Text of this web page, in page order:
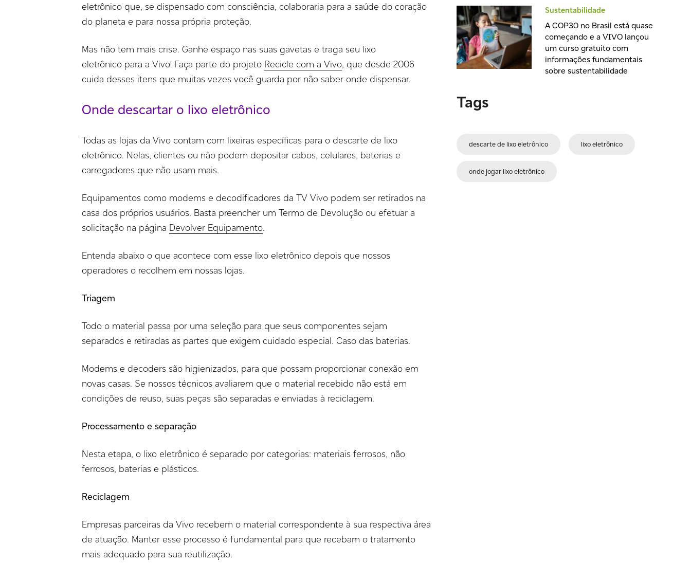
eletrônico que, se dispensado com consciência, colaboraria para a saúde do coração
do planeta e para nossa própria proteção.
Mas não tem mais crise. Ganhe espaço nas suas gavetas e traga seu lixo
eletrônico para a Vivo! Faça parte do projeto Recicle com a Vivo, que desde 2006
cuida desses itens que muitas vezes você guarda por não saber onde dispensar.
Onde descartar o lixo eletrônico
Todas as lojas da Vivo contam com lixeiras específicas para o descarte de lixo
eletrônico. Nelas, clientes ou não podem depositar cabos, celulares, baterias e
carregadores que não usam mais.
Equipamentos como modems e decodificadores da TV Vivo podem ser retirados na
casa dos próprios usuários. Basta preencher um Termo de Devolução ou efetuar a
solicitação na página Devolver Equipamento.
Entenda abaixo o que acontece com esse lixo eletrônico depois que nossos
operadores o recolhem em nossas lojas.
Triagem
Todo o material passa por uma seleção para que seus componentes sejam
separados e retiradas as partes que exigem cuidado especial. Caso das baterias.
Modems e decoders são higienizados, para que possam proporcionar conexão em
novas casas. Se nossos técnicos avaliarem que o material recebido não está em
condições de reuso, suas peças são separadas e enviadas à reciclagem.
Processamento e separação
Nesta etapa, o lixo eletrônico é separado por categorias: materiais ferrosos, não
ferrosos, baterias e plásticos.
Reciclagem
Empresas parceiras da Vivo recebem o material correspondente à sua respectiva área
de atuação. Manter esse processo é fundamental para que recebam o tratamento
mais adequado para sua reutilização.
Sustentabilidade
A COP30 no Brasil está quase
começando e a VIVO lançou
um curso gratuito com
informações fundamentais
sobre sustentabilidade
Tags
descarte de lixo eletrônico lixo eletrônico
onde jogar lixo eletrônico